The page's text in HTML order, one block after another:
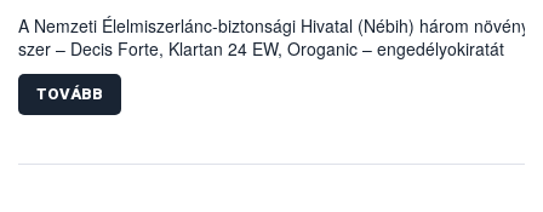
A Nemzeti Élelmiszerlánc-biztonsági Hivatal (Nébih) három
szer – Decis Forte, Klartan 24 EW, Oroganic – engedélyokiratát
módosította, így azok a szüretet követően, egészen a
(BBCH 91) stádiumáig felhasználhatóak a szőlőben. A kiterjesztések
célja, hogy a korai érésű szőlőkben is legyen lehetőség a károsító
felhasználók számára is elérhető és ökológiai termesztésben is
TOVÁBB